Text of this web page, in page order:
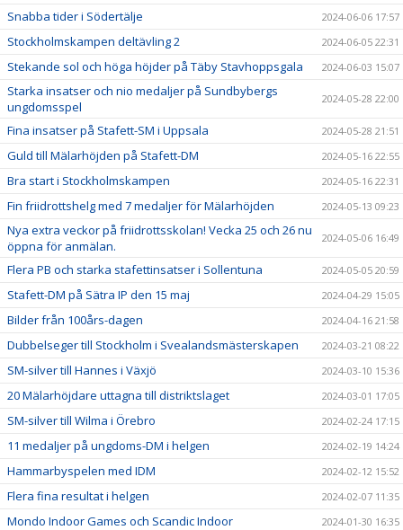
Snabba tider i Södertälje 2024-06-06 17:57
Stockholmskampen deltävling 2 2024-06-05 22:31
Stekande sol och höga höjder på Täby Stavhoppsgala 2024-06-03 15:07
Starka insatser och nio medaljer på Sundbybergs
ungdomsspel
2024-05-28 22:00
Fina insatser på Stafett-SM i Uppsala 2024-05-28 21:51
Guld till Mälarhöjden på Stafett-DM 2024-05-16 22:55
Bra start i Stockholmskampen 2024-05-16 22:31
Fin friidrottshelg med 7 medaljer för Mälarhöjden 2024-05-13 09:23
Nya extra veckor på friidrottsskolan! Vecka 25 och 26 nu
öppna för anmälan.
2024-05-06 16:49
Flera PB och starka stafettinsatser i Sollentuna 2024-05-05 20:59
Stafett-DM på Sätra IP den 15 maj 2024-04-29 15:05
Bilder från 100års-dagen 2024-04-16 21:58
Dubbelseger till Stockholm i Svealandsmästerskapen 2024-03-21 08:22
SM-silver till Hannes i Växjö 2024-03-10 15:36
20 Mälarhöjdare uttagna till distriktslaget 2024-03-01 17:05
SM-silver till Wilma i Örebro 2024-02-24 17:15
11 medaljer på ungdoms-DM i helgen 2024-02-19 14:24
Hammarbyspelen med IDM 2024-02-12 15:52
Flera fina resultat i helgen 2024-02-07 11:35
Mondo Indoor Games och Scandic Indoor 2024-01-30 16:35